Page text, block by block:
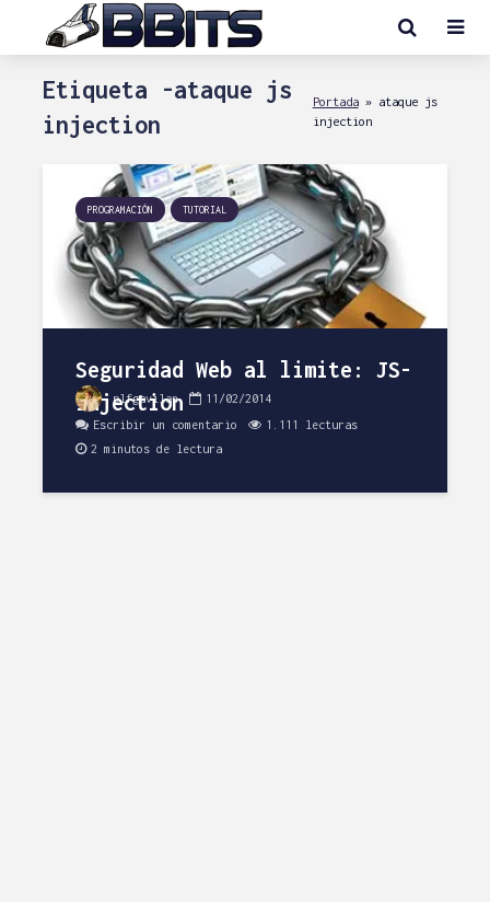
Etiqueta -ataque js
injection
Portada» ataque js
injection
PROGRAMACIÓN TUTORIAL
Seguridad Web al limite: JS-
Injection
plfgavilan 11/02/2014
Escribir un comentario
1.111 lecturas
2 minutos de lectura